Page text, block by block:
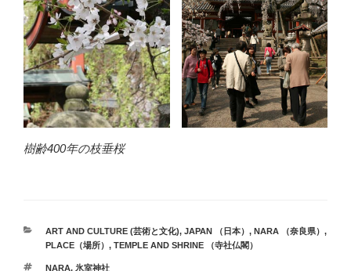
樹齢400年の枝垂桜
カ
テ
ART AND CULTURE (芸術と文化), JAPAN （日本） , NARA （奈良県） ,
PLACE（場所） , TEMPLE AND SHRINE （寺社仏閣）
タ
NARA, 氷室神社